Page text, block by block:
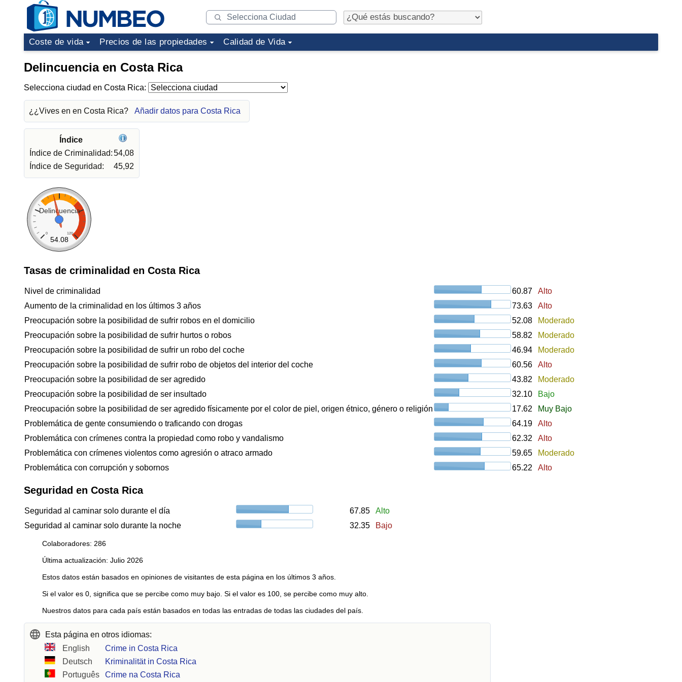
Coste de vida Precios de las propiedades Calidad de Vida
Delincuencia en Costa Rica
Selecciona ciudad en Costa Rica:
¿¿Vives en en Costa Rica? Añadir datos para Costa Rica
Índice
Índice de Criminalidad:54,08
Índice de Seguridad:
45,92
Delincuencia
0 120
54.08
Tasas de criminalidad en Costa Rica
Nivel de criminalidad 60.87
Alto
Aumento de la criminalidad en los últimos 3 años
73.63
Alto
Preocupación sobre la posibilidad de sufrir robos en el domicilio
52.08
Moderado
Preocupación sobre la posibilidad de sufrir hurtos o robos
58.82
Moderado
Preocupación sobre la posibilidad de sufrir un robo del coche
46.94
Moderado
Preocupación sobre la posibilidad de sufrir robo de objetos del interior del coche
60.56
Alto
Preocupación sobre la posibilidad de ser agredido
43.82
Moderado
Preocupación sobre la posibilidad de ser insultado
32.10
Bajo
Preocupación sobre la posibilidad de ser agredido físicamente por el color de piel, origen étnico, género o religión
17.62
Muy Bajo
Problemática de gente consumiendo o traficando con drogas
64.19
Alto
Problemática con crímenes contra la propiedad como robo y vandalismo
62.32
Alto
Problemática con crímenes violentos como agresión o atraco armado
59.65
Moderado
Problemática con corrupción y sobornos
65.22 Alto
Seguridad en Costa Rica
Seguridad al caminar solo durante el día 67.85
Alto
Seguridad al caminar solo durante la noche
32.35 Bajo
Colaboradores: 286
Última actualización: Julio 2026
Estos datos están basados en opiniones de visitantes de esta página en los últimos 3 años.
Si el valor es 0, significa que se percibe como muy bajo. Si el valor es 100, se percibe como muy alto.
Nuestros datos para cada país están basados en todas las entradas de todas las ciudades del país.
Esta página en otros idiomas:
English
Crime in Costa Rica
Deutsch
Kriminalität in Costa Rica
Português
Crime na Costa Rica